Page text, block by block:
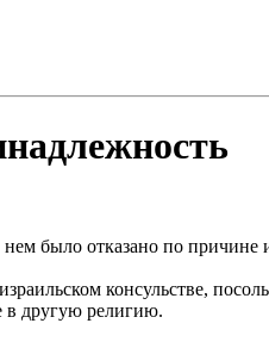
было отказано по причине
консульстве,
в другую религию.